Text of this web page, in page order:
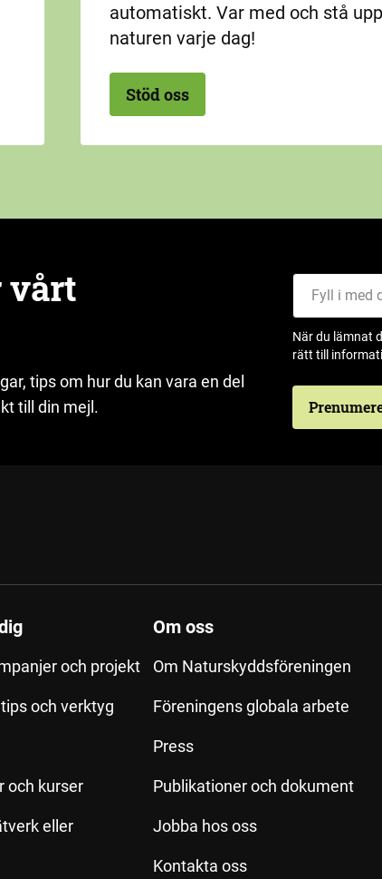
automatiskt. Var med och stå
naturen varje dag!
Stöd oss
vårt
tips om hur du kan vara en del
till din mejl.
Fyll i med din
När du lämnat
rätt till
och projekt
och verktyg
och kurser
eller
Om oss
Om Naturskyddsföreningen
Föreningens globala arbete
Press
Publikationer och dokument
Jobba hos oss
Kontakta oss